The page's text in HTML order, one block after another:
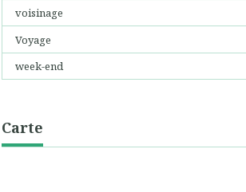
voisinage
Voyage
week-end
Carte